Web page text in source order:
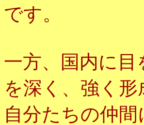
です。
一方、国内に
を深く、強く
自分たちの仲